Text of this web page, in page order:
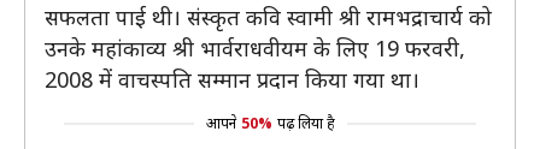
सफलता पाई थी। संस्कृत कवि स्वामी श्री रामभद्राचार्य को
उनके महांकाव्य श्री भार्वराधवीयम के लिए 19 फरवरी,
2008 में वाचस्पति सम्मान प्रदान किया गया था।
आपने 50% पढ़ लिया है